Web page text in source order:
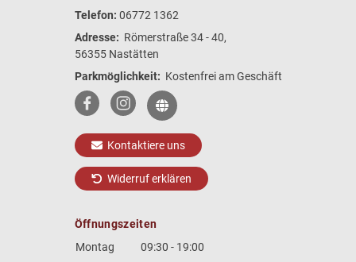
Telefon: 06772 1362
Adresse: Römerstraße 34 - 40,
56355 Nastätten
Parkmöglichkeit: Kostenfrei am Geschäft
Kontaktiere uns
Widerruf erklären
Öffnungszeiten
Montag
09:30 - 19:00